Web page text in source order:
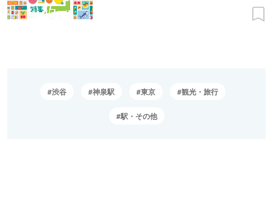
渋谷 神泉駅 東京 観光・旅行
駅・その他